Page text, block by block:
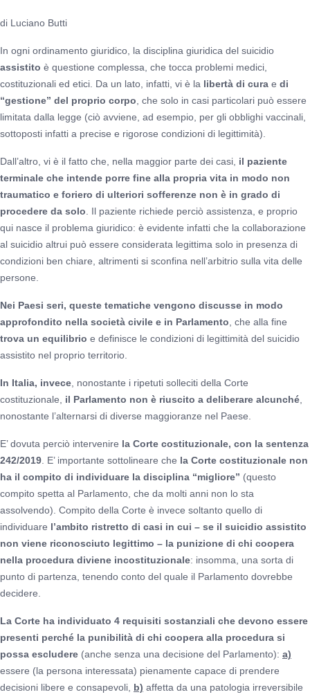
di Luciano Butti
In ogni ordinamento giuridico, la disciplina giuridica del suicidio
assistito è questione complessa, che tocca problemi medici,
costituzionali ed etici. Da un lato, infatti, vi è la libertà di cura e di
“gestione” del proprio corpo , che solo in casi particolari può essere
limitata dalla legge (ciò avviene, ad esempio, per gli obblighi vaccinali,
sottoposti infatti a precise e rigorose condizioni di legittimità).
Dall’altro, vi è il fatto che, nella maggior parte dei casi, il paziente
terminale che intende porre fine alla propria vita in modo non
traumatico e foriero di ulteriori sofferenze non è in grado di
procedere da solo . Il paziente richiede perciò assistenza, e proprio
qui nasce il problema giuridico: è evidente infatti che la collaborazione
al suicidio altrui può essere considerata legittima solo in presenza di
condizioni ben chiare, altrimenti si sconfina nell’arbitrio sulla vita delle
persone.
Nei Paesi seri, queste tematiche vengono discusse in modo
approfondito nella società civile e in Parlamento , che alla fine
trova un equilibrio e definisce le condizioni di legittimità del suicidio
assistito nel proprio territorio.
In Italia, invece , nonostante i ripetuti solleciti della Corte
costituzionale, il Parlamento non è riuscito a deliberare alcunché
nonostante l’alternarsi di diverse maggioranze nel Paese.
E’ dovuta perciò intervenire la Corte costituzionale, con la sentenza
242/2019 . E’ importante sottolineare che la Corte costituzionale non
ha il compito di individuare la disciplina “migliore” (questo
compito spetta al Parlamento, che da molti anni non lo sta
assolvendo). Compito della Corte è invece soltanto quello di
individuare l’ambito ristretto di casi in cui – se il suicidio assistito
non viene riconosciuto legittimo – la punizione di chi coopera
nella procedura diviene incostituzionale: insomma, una sorta di
punto di partenza, tenendo conto del quale il Parlamento dovrebbe
decidere.
La Corte ha individuato 4 requisiti sostanziali che devono essere
presenti perché la punibilità di chi coopera alla procedura si
possa escludere (anche senza una decisione del Parlamento): a)
essere (la persona interessata) pienamente capace di prendere
decisioni libere e consapevoli, b) affetta da una patologia irreversibile